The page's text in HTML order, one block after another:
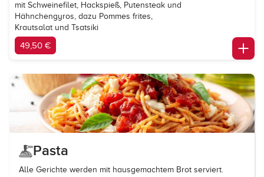
mit Schweinefilet, Hackspieß, Putensteak und
Hähnchengyros, dazu Pommes frites,
Krautsalat und Tsatsiki
49,50 €
Pasta
Alle Gerichte werden mit hausgemachtem Brot serviert.